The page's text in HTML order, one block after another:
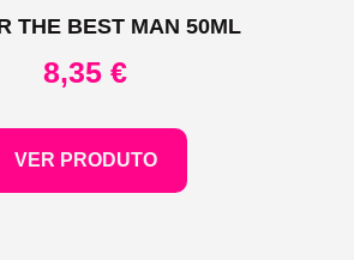
THE BEST MAN 50ML
8,35 €
VER PRODUTO